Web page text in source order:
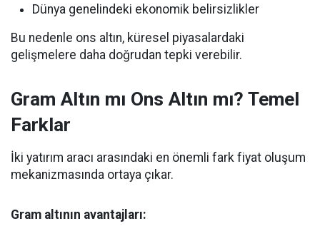
Dünya genelindeki ekonomik belirsizlikler
Bu nedenle ons altın, küresel piyasalardaki
gelişmelere daha doğrudan tepki verebilir.
Gram Altın mı Ons Altın mı? Temel
Farklar
İki yatırım aracı arasındaki en önemli fark fiyat oluşum
mekanizmasında ortaya çıkar.
Gram altının avantajları: